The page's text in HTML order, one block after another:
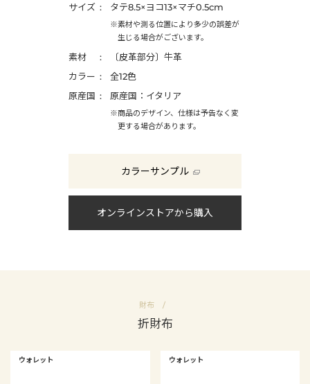
サイズ タテ8.5×ヨコ13×マチ0.5cm
※素材や測る位置により多少の誤差が
生じる場合がございます。
素材
〔皮革部分〕牛革
カラー
全12色
原産国
原産国：イタリア
※商品のデザイン、仕様は予告なく変
更する場合があります。
カラーサンプル
オンラインストアから購入
財布
折財布
ウォレット ウォレット